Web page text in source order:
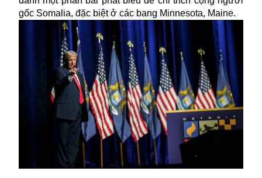
gốc Somalia, đặc biệt ở các bang Minnesota, Maine.